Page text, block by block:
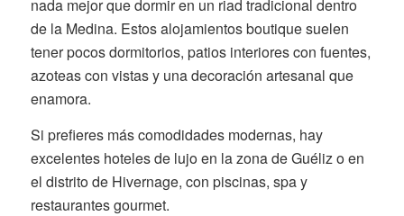
nada mejor que dormir en un riad tradicional dentro
de la Medina. Estos alojamientos boutique suelen
tener pocos dormitorios, patios interiores con fuentes,
azoteas con vistas y una decoración artesanal que
enamora.
Si prefieres más comodidades modernas, hay
excelentes hoteles de lujo en la zona de Guéliz o en
el distrito de Hivernage, con piscinas, spa y
restaurantes gourmet.